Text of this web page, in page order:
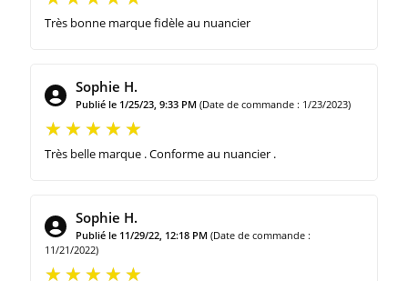
Très bonne marque fidèle au nuancier
Sophie H.
Publié le 1/25/23, 9:33 PM (Date de commande : 1/23/2023)
Très belle marque . Conforme au nuancier .
Sophie H.
Publié le 11/29/22, 12:18 PM (Date de commande :
11/21/2022)